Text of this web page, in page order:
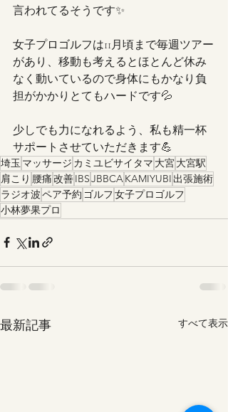
言われてるそうです✨
女子プロゴルフは11月頃まで毎週ツアー
があり、移動も考えるとほとんど休み
なく動いているので身体にもかなり負
担がかかりとてもハードです💦
少しでも力になれるよう、私も精一杯
サポートさせていただきます💪
埼玉 マッサージ カミユビサイタマ 大宮大宮駅
肩こり 腰痛改善IBSJBBCAKAMIYUBI 出張施術
ラジオ波ペア予約 ゴルフ女子プロゴルフ
小林夢果プロ
最新記事 すべて表示